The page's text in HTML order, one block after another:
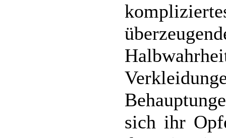
sich ihr